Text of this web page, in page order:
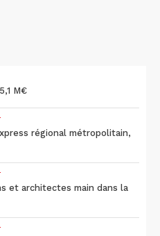
M€
régional métropolitain,
et architectes main dans la